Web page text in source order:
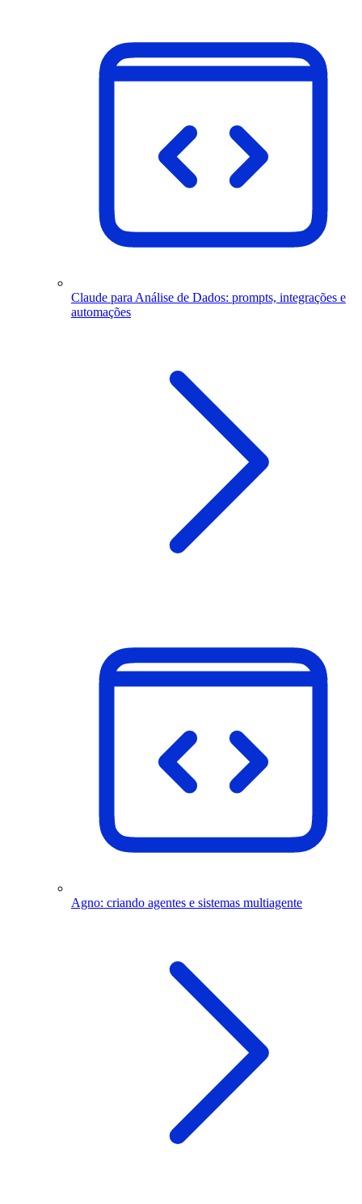
Claude para Análise de Dados: prompts, integrações e
automações
Agno: criando agentes e sistemas multiagente